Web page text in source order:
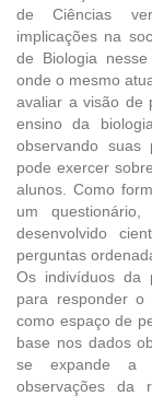
de Ciências
implicações na
de Biologia nesse
onde o mesmo
avaliar a visão de
ensino da
observando suas
pode exercer
alunos. Como
um
desenvolvido
perguntas
Os indivíduos da
para responder o
como espaço de
base nos dados
se expande a
observações